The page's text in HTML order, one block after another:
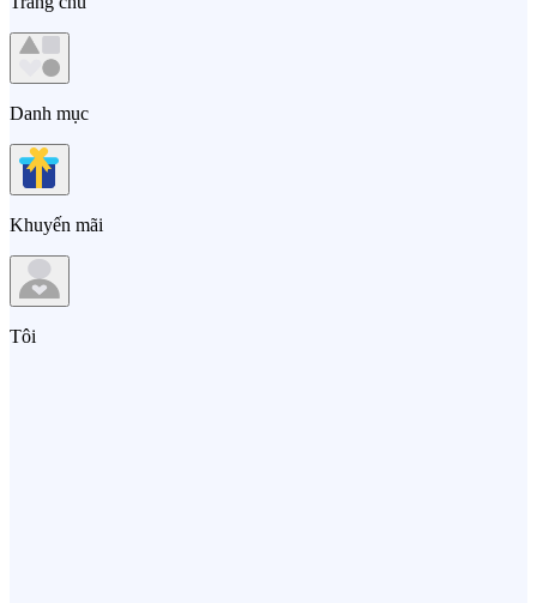
Danh mục
Khuyến mãi
Tôi